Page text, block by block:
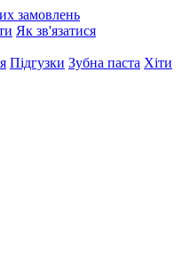
замовлень
Як зв'язатися
Підгузки Зубна паста Хіти